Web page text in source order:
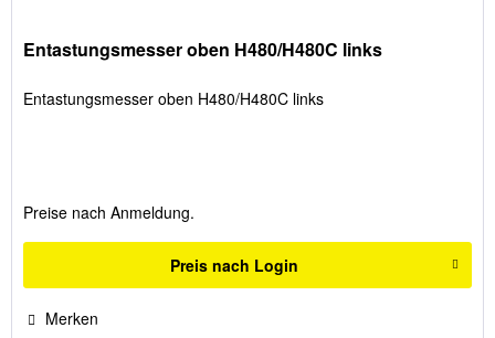
Entastungsmesser oben H480/H480C links
Entastungsmesser oben H480/H480C links
Preise nach Anmeldung.
Preis nach Login
Merken